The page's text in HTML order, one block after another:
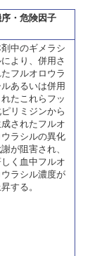
・危険因子
中のギメラシ
により、併用さ
フルオロウラ
ルあるいは併用
れたこれらフッ
リミジンから
されたフルオ
ウラシルの異化
が阻害され、
く血中フルオ
ウラシル濃度が
する。